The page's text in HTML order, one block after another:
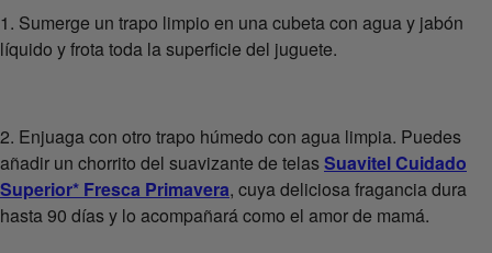
1. Sumerge un trapo limpio en una cubeta con agua y jabón
líquido y frota toda la superficie del juguete.
2. Enjuaga con otro trapo húmedo con agua limpia. Puedes
añadir un chorrito del suavizante de telasSuavitel Cuidado
Superior* Fresca Primavera, cuya deliciosa fragancia dura
hasta 90 días y lo acompañará como el amor de mamá.